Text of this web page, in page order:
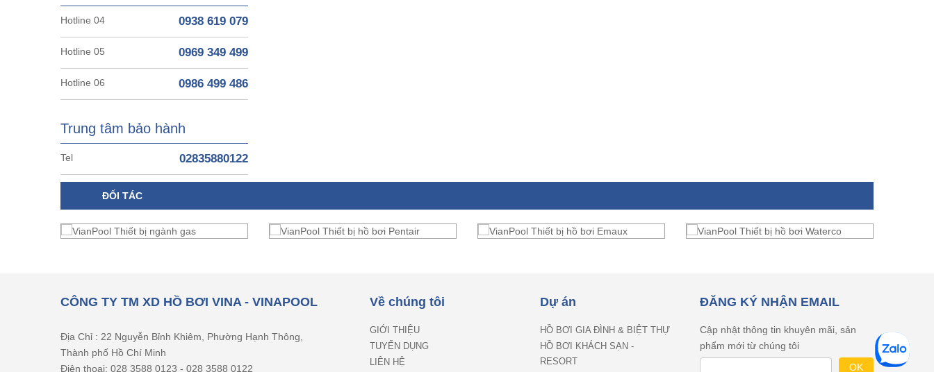
Hotline 04 0938 619 079
Hotline 05 0969 349 499
Hotline 06 0986 499 486
Trung tâm bảo hành
Tel 02835880122
ĐỐI TÁC
CÔNG TY TM XD HỒ BƠI VINA - VINAPOOL
Địa Chỉ : 22 Nguyễn Bỉnh Khiêm, Phường Hạnh Thông,
Thành phố Hồ Chí Minh
Điện thoại: 028 3588 0123 - 028 3588 0122
Về chúng tôi
GIỚI THIỆU
TUYỂN DỤNG
LIÊN HỆ
Dự án
HỒ BƠI GIA ĐÌNH & BIỆT THỰ
HỒ BƠI KHÁCH SẠN -
RESORT
ĐĂNG KÝ NHẬN EMAIL
Cập nhật thông tin khuyên mãi, sản
phẩm mới từ chúng tôi